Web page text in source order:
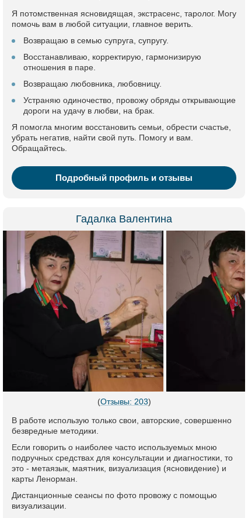
Я потомственная ясновидящая, экстрасенс, таролог. Могу
помочь вам в любой ситуации, главное верить.
Возвращаю в семью супруга, супругу.
Восстанавливаю, корректирую, гармонизирую
отношения в паре.
Возвращаю любовника, любовницу.
Устраняю одиночество, провожу обряды открывающие
дороги на удачу в любви, на брак.
Я помогла многим восстановить семьи, обрести счастье,
убрать негатив, найти свой путь. Помогу и вам.
Обращайтесь.
Подробный профиль и отзывы
Гадалка Валентина
(Отзывы: 203)
В работе использую только свои, авторские, совершенно
безвредные методики.
Если говорить о наиболее часто используемых мною
подручных средствах для консультации и диагностики, то
это - метаязык, маятник, визуализация (ясновидение) и
карты Ленорман.
Дистанционные сеансы по фото провожу с помощью
визуализации.